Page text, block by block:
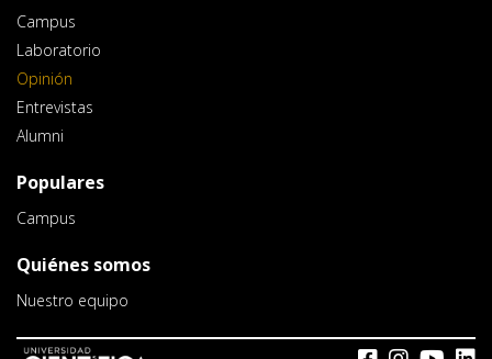
Campus
Laboratorio
Opinión
Entrevistas
Alumni
Populares
Campus
Quiénes somos
Nuestro equipo